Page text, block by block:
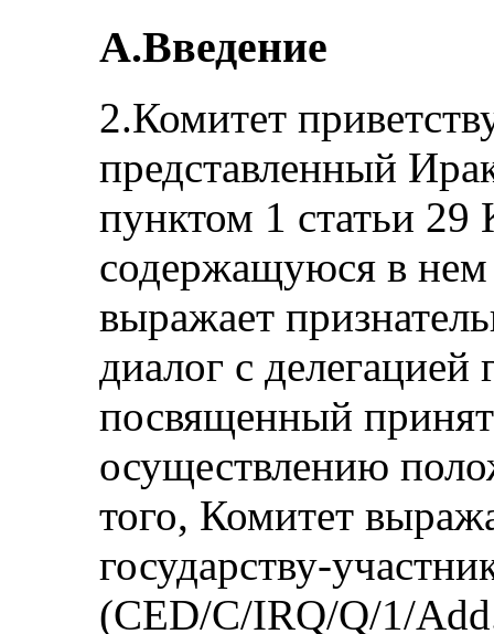
А.Введение
2.Комитет
представленный
пунктом 1 статьи 29
содержащуюся в
выражает
диалог с делегацией
посвященный
осуществлению
того, Комитет
государству-
(CED/C/IRQ/Q/1/